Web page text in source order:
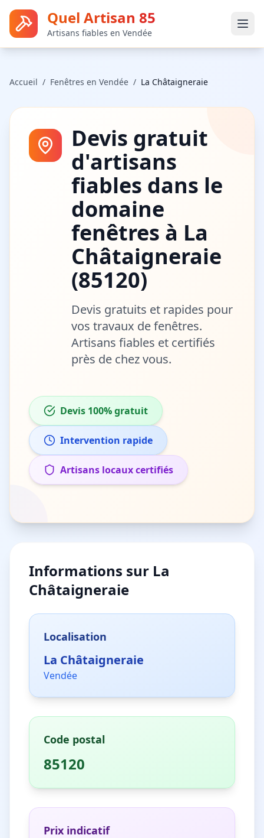
Quel Artisan 85
Artisans fiables en Vendée
Accueil / Fenêtres en Vendée / La Châtaigneraie
Devis gratuit
d'artisans
fiables dans le
domaine
fenêtres à La
Châtaigneraie
(85120)
Devis gratuits et rapides pour
vos travaux defenêtres.
Artisans fiables et certifiés
près de chez vous.
Devis 100% gratuit
Intervention rapide
Artisans locaux certifiés
Informations sur La
Châtaigneraie
Localisation
La Châtaigneraie
Vendée
Code postal
85120
Prix indicatif